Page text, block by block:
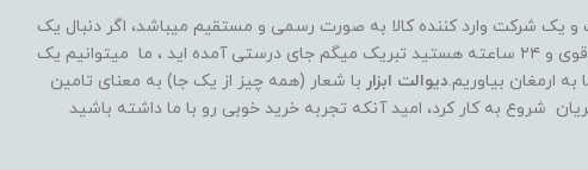
و یک شرکت وارد کننده کالا به صورت رسمی و مستقیم میباشد، اگر دنبال یک
فروشگاه ارزان با پشتیبانی قوی و ۲۴ ساعته هستید تبریک میگم جای درستی آمده اید ، ما میتوانیم یک
ارمغان بیاوریم.دیوالت ابزار با شعار (همه چیز از یک جا) به معنای تامین
شروع به کار کرد، امید آنکه تجربه خرید خوبی رو با ما داشته باشید